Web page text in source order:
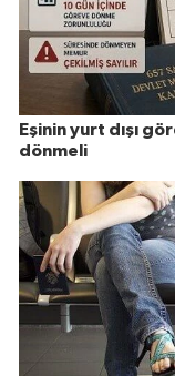
Eşinin yurt dışı
dönmeli